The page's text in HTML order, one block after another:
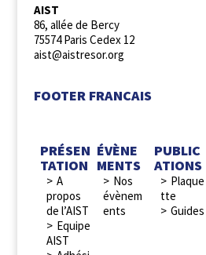
AIST
86, allée de Bercy
75574 Paris Cedex 12
aist@aistresor.org
FOOTER FRANCAIS
PRÉSEN
TATION
A
propos
de l’AIST
Equipe
AIST
ÉVÈNE
MENTS
Nos
évènem
ents
PUBLIC
ATIONS
Plaque
tte
Guides